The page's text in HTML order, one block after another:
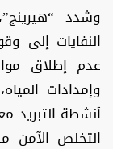
وشدد
النفايات إلى
عدم إطلاق
وإمدادات
أنشطة التبريد
التخلص الآمن